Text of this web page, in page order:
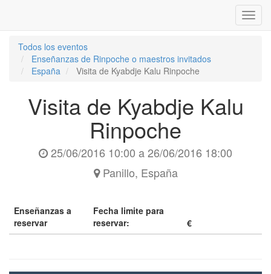
Todos los eventos
Enseñanzas de Rinpoche o maestros invitados
España
Visita de Kyabdje Kalu Rinpoche
Visita de Kyabdje Kalu
Rinpoche
25/06/2016 10:00 a26/06/2016 18:00
Panillo, España
Enseñanzas a
reservar
Fecha limite para
reservar:
€